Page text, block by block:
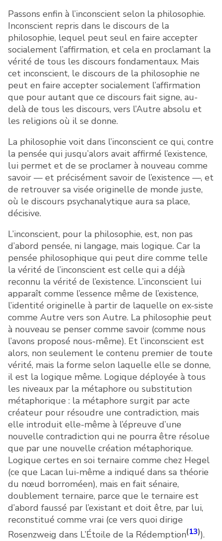
Passons enfin à l’inconscient selon la philosophie.
Inconscient repris dans le discours de la
philosophie, lequel peut seul en faire accepter
socialement l’affirmation, et cela en proclamant la
vérité de tous les discours fondamentaux. Mais
cet inconscient, le discours de la philosophie ne
peut en faire accepter socialement l’affirmation
que pour autant que ce discours fait signe, au-
delà de tous les discours, vers l’Autre absolu et
les religions où il se donne.
La philosophie voit dans l’inconscient ce qui, contre
la pensée qui jusqu’alors avait affirmé l’existence,
lui permet et de se proclamer à nouveau comme
savoir — et précisément savoir de l’existence —, et
de retrouver sa visée originelle de monde juste,
où le discours psychanalytique aura sa place,
décisive.
L’inconscient, pour la philosophie, est, non pas
d’abord pensée, ni langage, mais logique. Car la
pensée philosophique qui peut dire comme telle
la vérité de l’inconscient est celle qui a déjà
reconnu la vérité de l’existence. L’inconscient lui
apparaît comme l’essence même de l’existence,
l’identité originelle à partir de laquelle on ex-siste
comme Autre vers son Autre. La philosophie peut
à nouveau se penser comme savoir (comme nous
l’avons proposé nous-même). Et l’inconscient est
alors, non seulement le contenu premier de toute
vérité, mais la forme selon laquelle elle se donne,
il est la logique même. Logique déployée à tous
les niveaux par la métaphore ou substitution
métaphorique : la métaphore surgit par acte
créateur pour résoudre une contradiction, mais
elle introduit elle-même à l’épreuve d’une
nouvelle contradiction qui ne pourra être résolue
que par une nouvelle création métaphorique.
Logique certes en soi ternaire comme chez Hegel
(ce que Lacan lui-même a indiqué dans sa théorie
du nœud borroméen), mais en fait sénaire,
doublement ternaire, parce que le ternaire est
d’abord faussé par l’existant et doit être, par lui,
reconstitué comme vrai (ce vers quoi dirige
Rosenzweig dans L’Étoile de la Rédemption(13)).